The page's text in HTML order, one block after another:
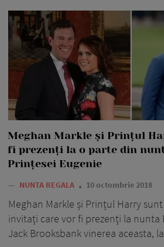
Meghan Markle și Prințul
fi prezenți la o parte din
Prințesei Eugenie
— NUNTA REGALA 10 octombrie 2018
Meghan Markle și Prințul Harry
invitați care vor fi prezenți la nunta
Jack Brooksbank vinerea aceasta,